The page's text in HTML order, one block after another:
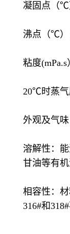
凝固点（℃
沸点（℃）
粘度
20℃时蒸气
外观及气
溶解性：
甘油等有机
相容性：
316#和